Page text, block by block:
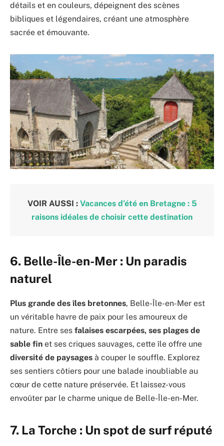
détails et en couleurs, dépeignent des scènes
bibliques et légendaires, créant une atmosphère
sacrée et émouvante.
VOIR AUSSI : Vacances d’été en Bretagne : 5
raisons idéales de choisir cette destination
6. Belle-Île-en-Mer : Un paradis
naturel
Plus grande des îles bretonnes, Belle-Île-en-Mer est
un véritable havre de paix pour les amoureux de
nature. Entre ses falaises escarpées, ses plages de
sable fin et ses criques sauvages, cette île offre une
diversité de paysages à couper le souffle. Explorez
ses sentiers côtiers pour une balade inoubliable au
cœur de cette nature préservée. Et laissez-vous
envoûter par le charme unique de Belle-Île-en-Mer.
7. La Torche : Un spot de surf réputé